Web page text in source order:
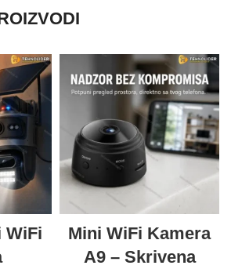
WiFi
Mini WiFi Kamera
A9 – Skrivena